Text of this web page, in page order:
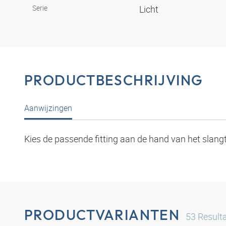
Serie Licht
PRODUCTBESCHRIJVING
Aanwijzingen
Kies de passende fitting aan de hand van het
PRODUCTVARIANTEN 53